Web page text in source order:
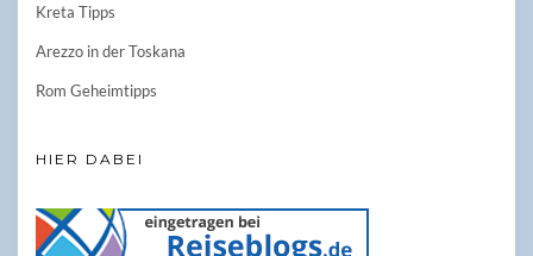
Kreta Tipps
Arezzo in der Toskana
Rom Geheimtipps
HIER DABEI